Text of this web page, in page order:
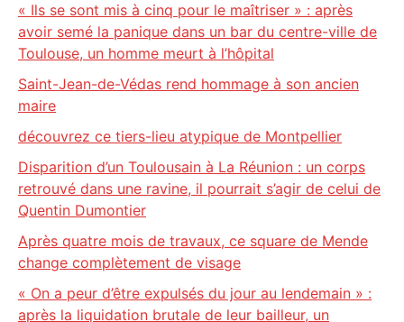
« Ils se sont mis à cinq pour le maîtriser » : après
avoir semé la panique dans un bar du centre-ville de
Toulouse, un homme meurt à l’hôpital
Saint-Jean-de-Védas rend hommage à son ancien
maire
découvrez ce tiers-lieu atypique de Montpellier
Disparition d’un Toulousain à La Réunion : un corps
retrouvé dans une ravine, il pourrait s’agir de celui de
Quentin Dumontier
Après quatre mois de travaux, ce square de Mende
change complètement de visage
« On a peur d’être expulsés du jour au lendemain » :
après la liquidation brutale de leur bailleur, un